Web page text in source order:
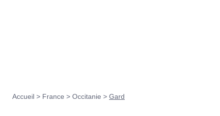
Accueil > France > Occitanie > Gard